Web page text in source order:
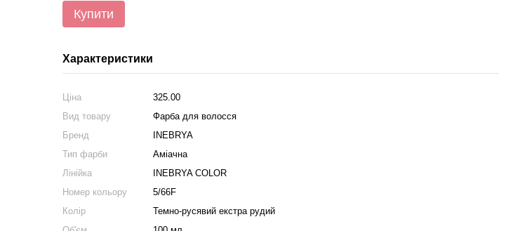
Купити
Характеристики
Ціна
325.00
Вид товару
Фарба для волосся
Бренд
INEBRYA
Тип фарби
Аміачна
Лінійка
INEBRYA COLOR
Номер кольору
5/66F
Колір
Темно-русявий екстра рудий